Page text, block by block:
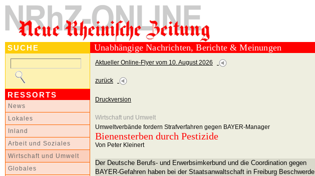
SUCHE
RESSORTS
News
Lokales
Inland
Arbeit und Soziales
Wirtschaft und Umwelt
Globales
Unabhängige Nachrichten, Berichte & Meinungen
Aktueller Online-Flyer vom 10. August 2026
zurück
Druckversion
Wirtschaft und Umwelt
Umweltverbände fordern Strafverfahren gegen BAYER-Manager
Bienensterben durch Pestizide
Von Peter Kleinert
Der Deutsche Berufs- und Erwerbsimkerbund und die Coordination gegen
BAYER-Gefahren haben bei der Staatsanwaltschaft in Freiburg Beschwerde